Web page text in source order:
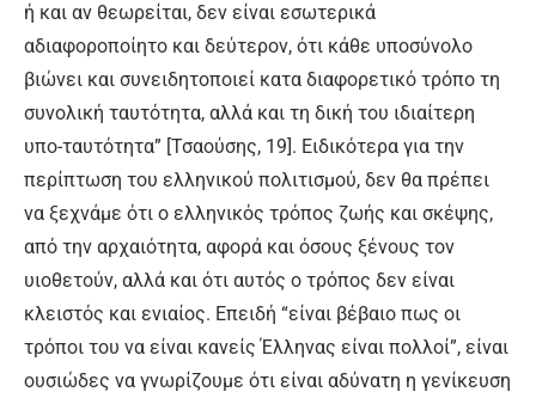
ή και αν θεωρείται, δεν είναι εσωτερικά
αδιαφοροποίητο και δεύτερον, ότι κάθε υποσύνολο
βιώνει και συνειδητοποιεί κατα διαφορετικό τρόπο τη
συνολική ταυτότητα, αλλά και τη δική του ιδιαίτερη
υπο-ταυτότητα” [Τσαούσης, 19]. Ειδικότερα για την
περίπτωση του ελληνικού πολιτισμού, δεν θα πρέπει
να ξεχνάμε ότι ο ελληνικός τρόπος ζωής και σκέψης,
από την αρχαιότητα, αφορά και όσους ξένους τον
υιοθετούν, αλλά και ότι αυτός ο τρόπος δεν είναι
κλειστός και ενιαίος. Επειδή “είναι βέβαιο πως οι
τρόποι του να είναι κανείς Έλληνας είναι πολλοί”, είναι
ουσιώδες να γνωρίζουμε ότι είναι αδύνατη η γενίκευση